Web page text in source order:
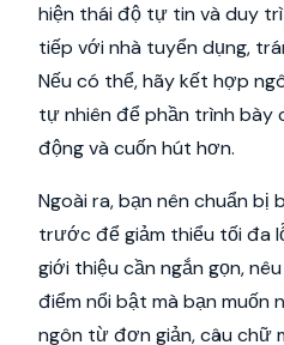
hiện thái độ tự tin và duy
tiếp với nhà tuyển dụng,
Nếu có thể, hãy kết hợp
tự nhiên để phần trình bày
động và cuốn hút hơn.
Ngoài ra, bạn nên chuẩn bị
trước để giảm thiểu tối đa
giới thiệu cần ngắn gọn,
điểm nổi bật mà bạn muốn
ngôn từ đơn giản, câu chữ